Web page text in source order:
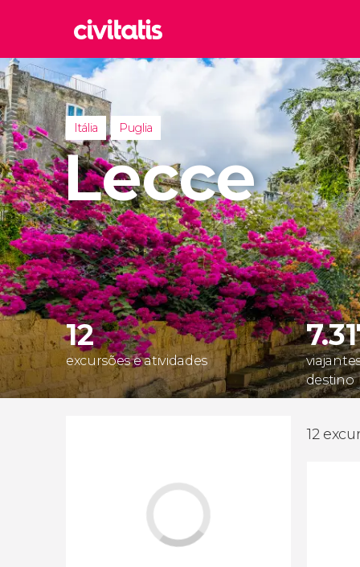
Itália
Reino
Reino
Turquia
Itália Puglia
Lecce
12
excursões e atividades
destino
12